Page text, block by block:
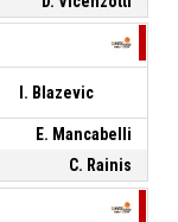
I. Blazevic
E. Mancabelli
C. Rainis